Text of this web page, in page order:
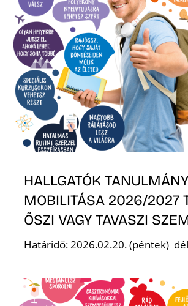
HALLGATÓK
MOBILITÁSA 2026/2027
ŐSZI VAGY TAVASZI
Határidő: 2026.02.20. (péntek)